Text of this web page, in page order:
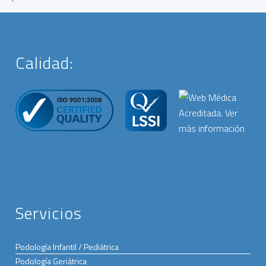
Calidad:
Servicios
Podología Infantil / Pediátrica
Podología Geriátrica